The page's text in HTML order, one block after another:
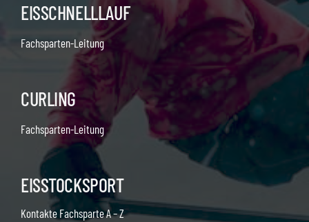
EISSCHNELLLAUF
Fachsparten-Leitung
CURLING
Fachsparten-Leitung
EISSTOCKSPORT
Kontakte Fachsparte A – Z